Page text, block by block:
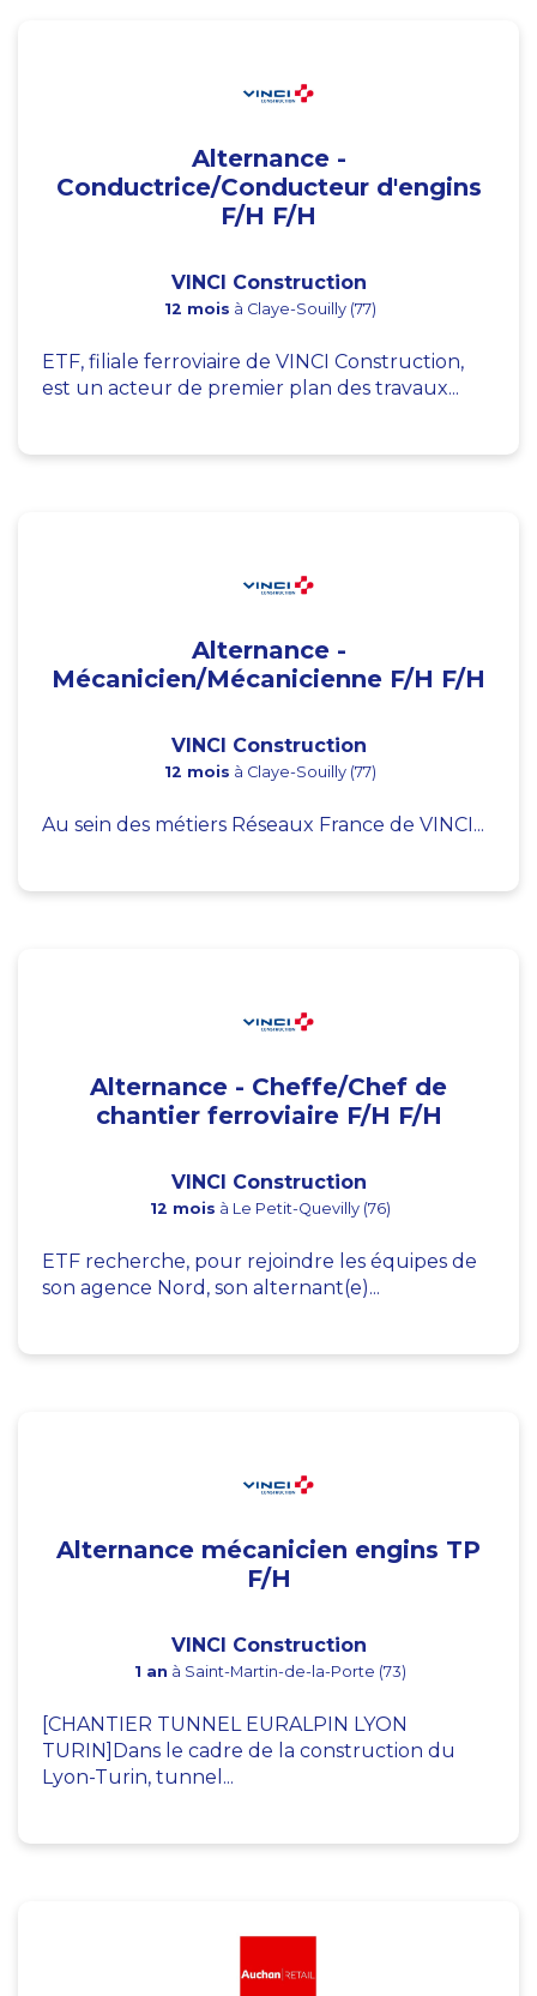
Alternance -
Conductrice/Conducteur d'engins
F/H F/H
VINCI Construction
12 mois à Claye-Souilly (77)
ETF, filiale ferroviaire de VINCI Construction,
est un acteur de premier plan des travaux...
Alternance -
Mécanicien/Mécanicienne F/H F/H
VINCI Construction
12 mois à Claye-Souilly (77)
Au sein des métiers Réseaux France de VINCI...
Alternance - Cheffe/Chef de
chantier ferroviaire F/H F/H
VINCI Construction
12 mois à Le Petit-Quevilly (76)
ETF recherche, pour rejoindre les équipes de
son agence Nord, son alternant(e)...
Alternance mécanicien engins TP
F/H
VINCI Construction
1 an à Saint-Martin-de-la-Porte (73)
[CHANTIER TUNNEL EURALPIN LYON
TURIN]Dans le cadre de la construction du
Lyon-Turin, tunnel...